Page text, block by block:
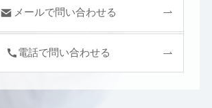
メールで問い合わせる
電話で問い合わせる